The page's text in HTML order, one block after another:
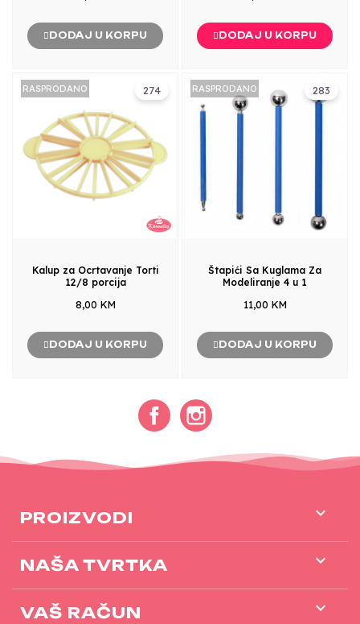
DODAJ U KORPU DODAJ U KORPU
274
RASPRODANO
Kalup za Ocrtavanje Torti
12/8 porcija
8,00 KM
DODAJ U KORPU
283
RASPRODANO
Štapići Sa Kuglama Za
Modeliranje 4 u 1
11,00 KM
DODAJ U KORPU
Facebook
PROIZVODI 
NAŠA TVRTKA 
VAŠ RAČUN 